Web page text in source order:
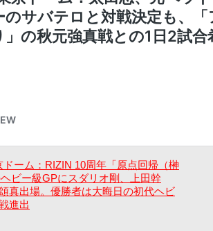
ドーム：RIZIN 10周年「原点回帰（榊
ビー級GPにスダリオ剛、上田幹
真出場。優勝者は大晦日の初代ヘビ
進出